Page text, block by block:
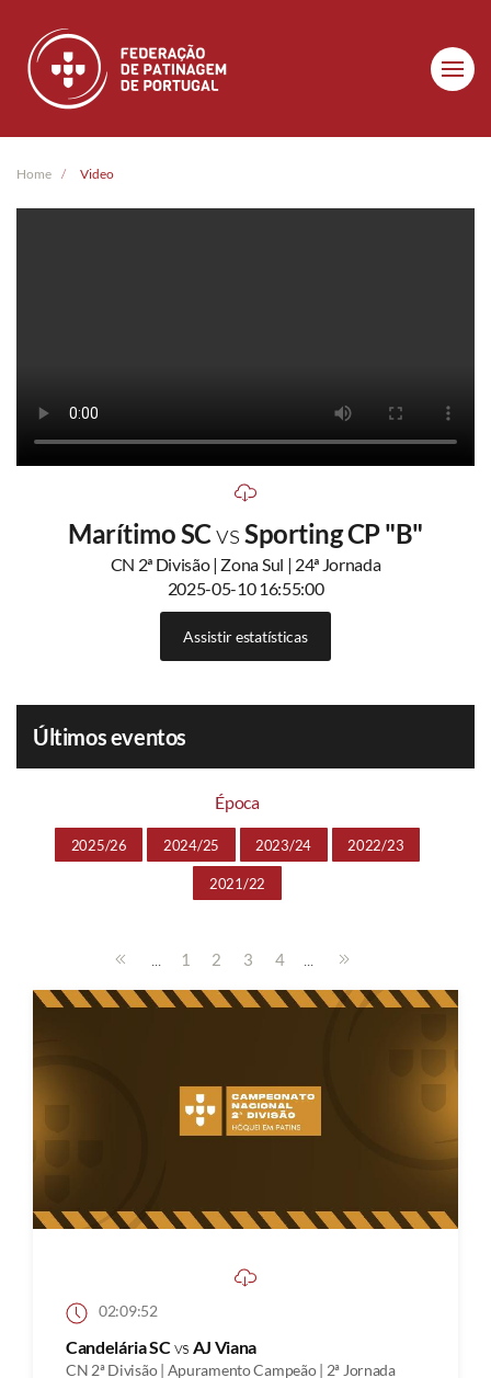
Skip to main content
Home Video
Marítimo SCvsSporting CP "B"
CN 2ª Divisão | Zona Sul | 24ª Jornada
2025-05-10 16:55:00
Assistir estatísticas
Últimos eventos
Época
2025/26 2024/25 2023/24 2022/23
2021/22
... 1 2 3 4 ...
02:09:52
Candelária SCvs AJ Viana
CN 2ª Divisão | Apuramento Campeão | 2ª Jornada